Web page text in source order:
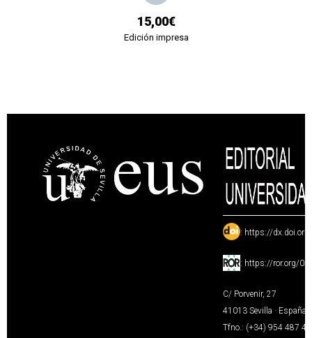
15,00€
Edición impresa
: https://
: https://ror.org/
C/ Porvenir, 27
41013 Sevilla · España
Tfno.: (+34) 954 487